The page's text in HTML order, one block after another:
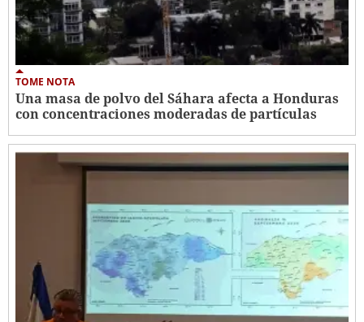
TOME NOTA
Una masa de polvo del Sáhara afecta a Honduras
con concentraciones moderadas de partículas